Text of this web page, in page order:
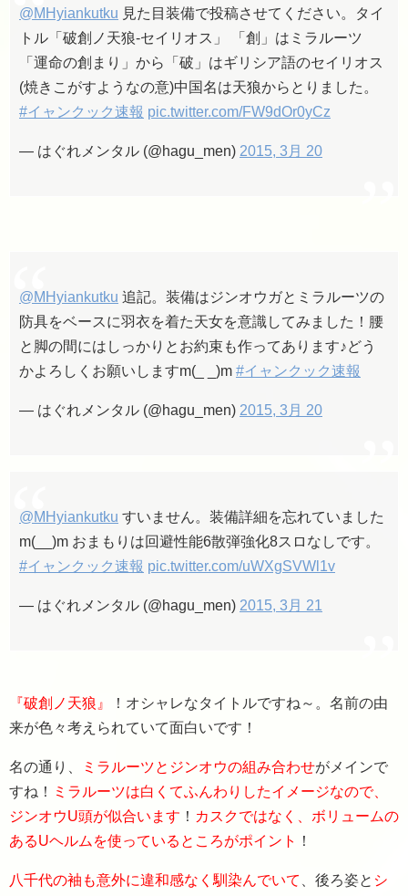
@MHyiankutku 見た目装備で投稿させてください。タイ
トル「破創ノ天狼-セイリオス」 「創」はミラルーツ
「運命の創まり」から「破」はギリシア語のセイリオス
(焼きこがすようなの意)中国名は天狼からとりました。
#イャンクック速報 pic.twitter.com/FW9dOr0yCz
— はぐれメンタル (@hagu_men) 2015, 3月 20
@MHyiankutku 追記。装備はジンオウガとミラルーツの
防具をベースに羽衣を着た天女を意識してみました！腰
と脚の間にはしっかりとお約束も作ってあります♪どう
かよろしくお願いしますm(_ _)m #イャンクック速報
— はぐれメンタル (@hagu_men) 2015, 3月 20
@MHyiankutku すいません。装備詳細を忘れていました
m(__)m おまもりは回避性能6散弾強化8スロなしです。
#イャンクック速報 pic.twitter.com/uWXgSVWl1v
— はぐれメンタル (@hagu_men) 2015, 3月 21
『破創ノ天狼』
！オシャレなタイトルですね～。名前の由
来が色々考えられていて面白いです！
名の通り、 ミラルーツとジンオウの組み合わせがメインで
すね！
ミラルーツは白くてふんわりしたイメージなので、
ジンオウU頭が似合います ！ カスクではなく、ボリュームの
あるUヘルムを使っているところがポイント
！
八千代の袖も意外に違和感なく馴染んでいて 、後ろ姿と シ